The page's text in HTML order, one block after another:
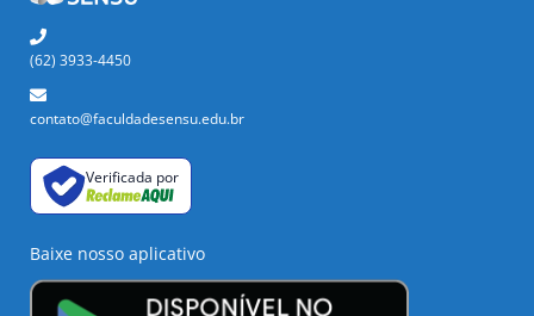
(62) 3933-4450
contato@faculdadesensu.edu.br
Verificada por
Baixe nosso aplicativo